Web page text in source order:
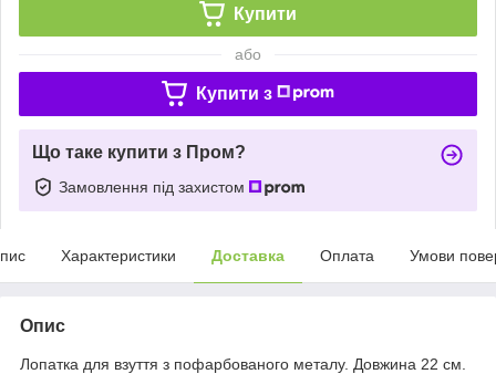
Купити
або
Купити з
Що таке купити з Пром?
Замовлення під захистом
Характеристики Доставка Оплата Умови
Опис
Лопатка для взуття з пофарбованого металу. Довжина 22 см.